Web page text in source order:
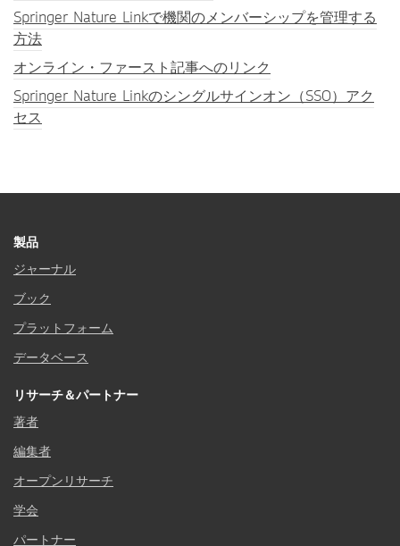
Springer Nature Linkで機関のメンバーシップを管理する
方法
オンライン・ファースト記事へのリンク
Springer Nature Linkのシングルサインオン（SSO）アク
セス
製品
ジャーナル
ブック
プラットフォーム
データベース
リサーチ＆パートナー
著者
編集者
オープンリサーチ
学会
パートナー